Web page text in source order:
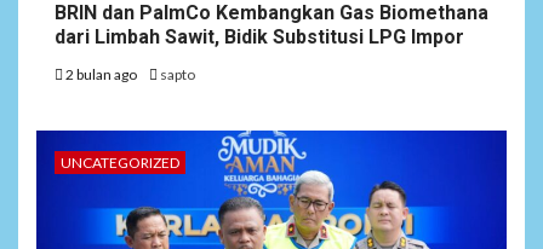
BRIN dan PalmCo Kembangkan Gas Biomethana
dari Limbah Sawit, Bidik Substitusi LPG Impor
2 bulan ago sapto
UNCATEGORIZED